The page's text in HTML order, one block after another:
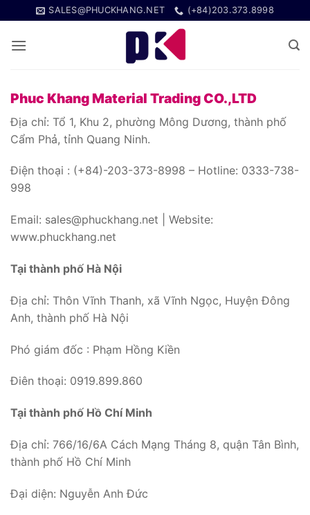
qua
nội
SALES@PHUCKHANG.NET (+84)203.373.8998
Phuc Khang Material Trading CO.,LTD
Địa chỉ: Tổ 1, Khu 2, phường Mông Dương, thành phố
Cẩm Phả, tỉnh Quang Ninh.
Điện thoại : (+84)-203-373-8998 – Hotline: 0333-738-
998
Email: sales@phuckhang.net | Website:
www.phuckhang.net
Tại thành phố Hà Nội
Địa chỉ: Thôn Vĩnh Thanh, xã Vĩnh Ngọc, Huyện Đông
Anh, thành phố Hà Nội
Phó giám đốc : Phạm Hồng Kiền
Điên thoại: 0919.899.860
Tại thành phố Hồ Chí Minh
Địa chỉ: 766/16/6A Cách Mạng Tháng 8, quận Tân Bình,
thành phố Hồ Chí Minh
Đại diện: Nguyễn Anh Đức